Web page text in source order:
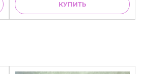
КУПИТЬ